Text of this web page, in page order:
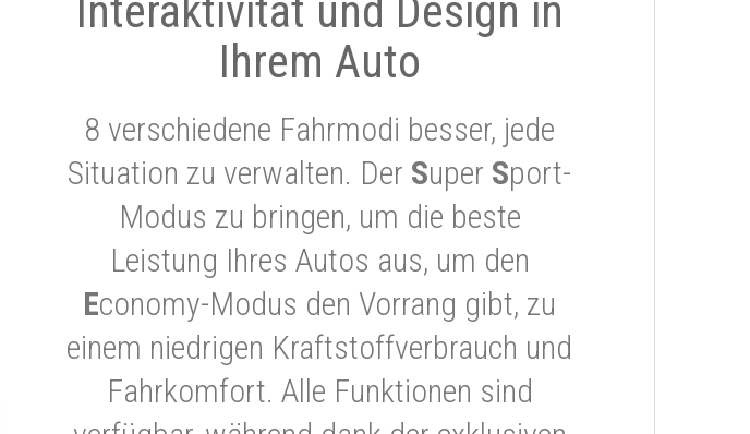
Interaktivität und Design in
Ihrem Auto
8 verschiedene Fahrmodi besser, jede
Situation zu verwalten. Der Super Sport-
Modus zu bringen, um die beste
Leistung Ihres Autos aus, um den
Economy-Modus den Vorrang gibt, zu
einem niedrigen Kraftstoffverbrauch und
Fahrkomfort. Alle Funktionen sind